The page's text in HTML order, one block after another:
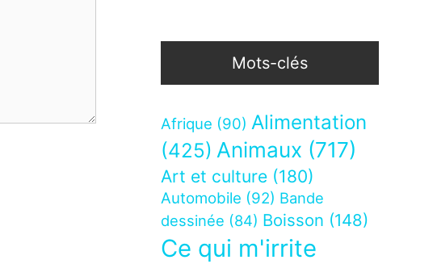
Mots-clés
Afrique (90) Alimentation
(425) Animaux (717)
Art et culture (180)
Automobile (92) Bande
dessinée (84) Boisson (148)
Ce qui m'irrite